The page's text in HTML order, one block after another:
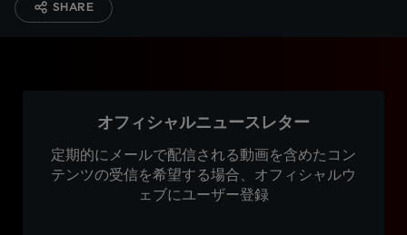
SHARE
オフィシャルニュースレター
定期的にメールで配信される動画を含めたコン
テンツの受信を希望する場合、オフィシャルウ
ェブにユーザー登録